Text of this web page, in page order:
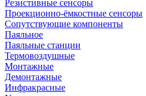
Резистивные сенсоры
Проекционно-ёмкостные сенсоры
Сопутствующие компоненты
Паяльное
Паяльные станции
Термовоздушные
Монтажные
Демонтажные
Инфракрасные